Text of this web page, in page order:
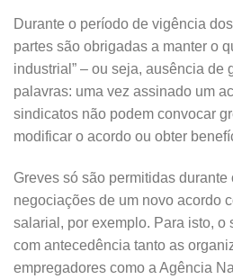
Durante o período de vigência
partes são obrigadas a manter o
industrial” – ou seja, ausência de
palavras: uma vez assinado um
sindicatos não podem convocar
modificar o acordo ou obter
Greves só são permitidas durante
negociações de um novo acordo
salarial, por exemplo. Para isto, o
com antecedência tanto as
empregadores como a Agência